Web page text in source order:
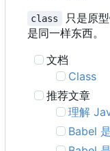
class
只是原
是同一样东西。
文档
Class
推荐文章
理解
Babel